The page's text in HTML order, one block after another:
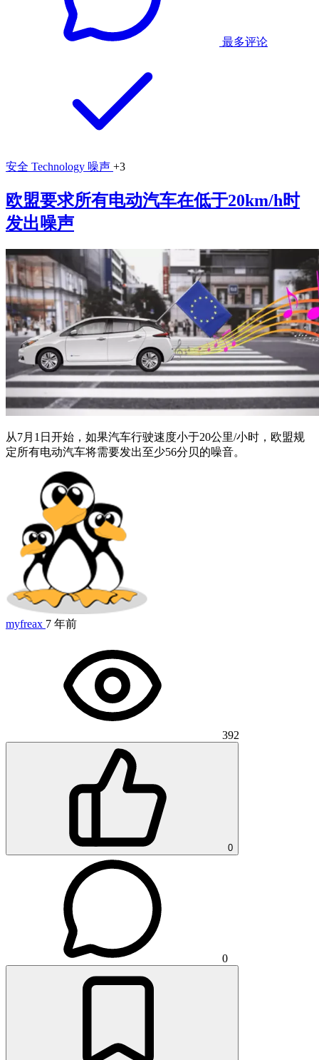
最多评论
安全 Technology 噪声 +3
欧盟要求所有电动汽车在低于20km/h时
发出噪声
从7月1日开始，如果汽车行驶速度小于20公里/小时，欧盟规
定所有电动汽车将需要发出至少56分贝的噪音。
myfreax 7 年前
392
0
0